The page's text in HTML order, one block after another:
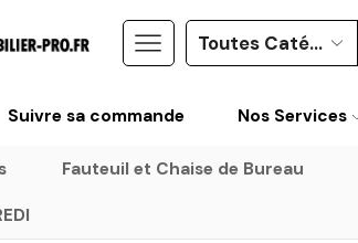
Suivre sa commande Nos Services
Fauteuil et Chaise de Bureau